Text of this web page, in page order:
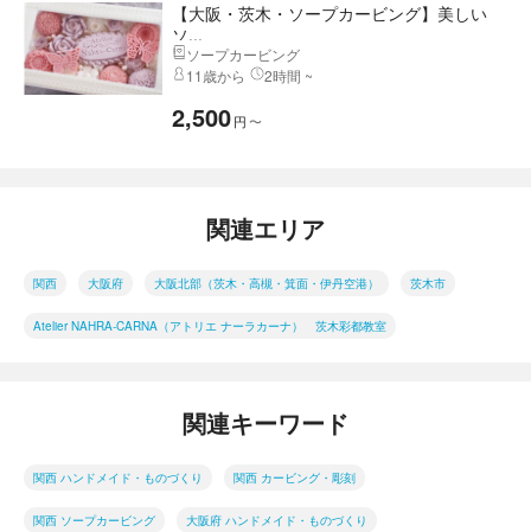
【大阪・茨木・ソープカービング】美しい
ソ...
ソープカービング
11歳から
2時間 ~
2,500円 〜
関連エリア
関西 大阪府 大阪北部（茨木・高槻・箕面・伊丹空港） 茨木市
Atelier NAHRA-CARNA（アトリエ ナーラカーナ） 茨木彩都教室
関連キーワード
関西 ハンドメイド・ものづくり 関西 カービング・彫刻
関西 ソープカービング 大阪府 ハンドメイド・ものづくり